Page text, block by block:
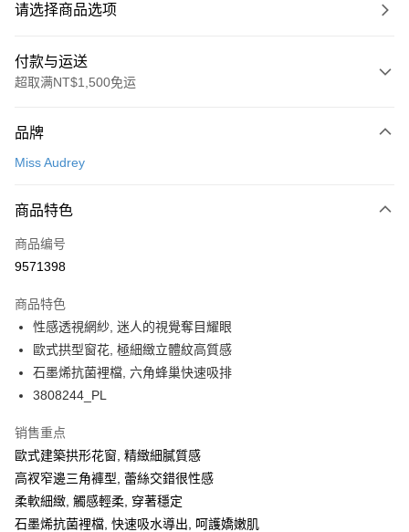
请选择商品选项
付款与运送
超取满NT$1,500免运
信用卡一次付款
LINE Pay
Apple Pay
Google Pay
PXPay Plus
Plus PAY
相关说明
一、關於 AFTEE先享後付
1. 於付款方式選擇AFTEE先享後付，將跳出AFTEE先享後付手機驗證視
2. 進行簡訊驗證之後，即可完成結帳手續。
3. 訂單確認後不需事先繳費，商品會配送至您的指定地址。
ATM付款
运送方式
品牌
Miss Audrey
商品特色
商品编号
9571398
商品特色
性感透視網紗, 迷人的視覺奪目耀眼
歐式拱型窗花, 極細緻立體紋高質感
石墨烯抗菌裡檔, 六角蜂巢快速吸排
3808244_PL
销售重点
歐式建築拱形花窗, 精緻細膩質感
高衩窄邊三角褲型, 蕾絲交錯很性感
柔軟細緻, 觸感輕柔, 穿著穩定
石墨烯抗菌裡檔, 快速吸水導出, 呵護嬌嫩肌